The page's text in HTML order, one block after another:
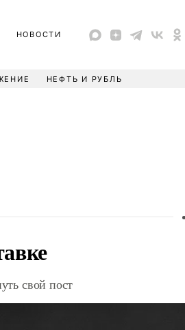
НОВОСТИ
НЕФТЬ И РУБЛЬ
свой пост